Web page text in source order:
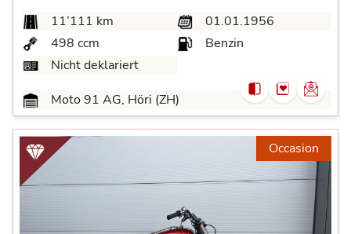
11’111 km
01.01.1956
498 ccm
Benzin
Nicht deklariert
Moto 91 AG, Höri (ZH)
Occasion